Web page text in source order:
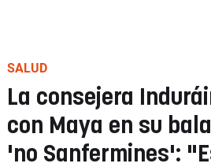
SALUD
La consejera
con Maya en su
'no Sanfermines':